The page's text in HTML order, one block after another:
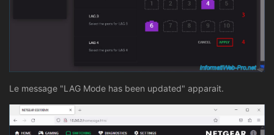
Le message "LAG Mode has been updated" apparait.